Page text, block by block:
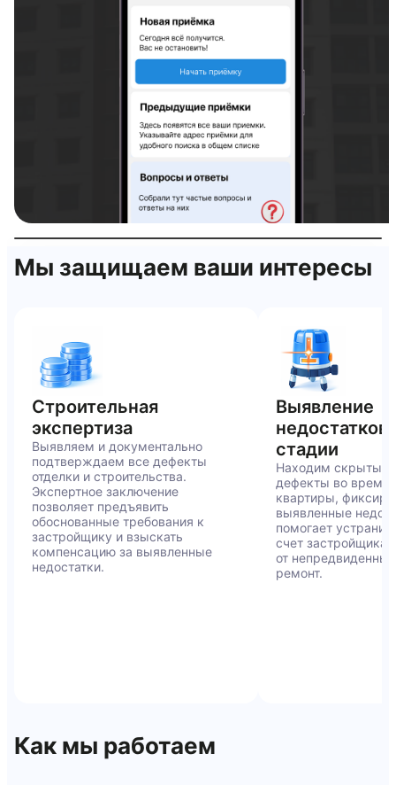
OFF
Мы защищаем ваши интересы
Строительная
экспертиза
Выявляем и документально
подтверждаем все дефекты
отделки и строительства.
Экспертное заключение
позволяет предъявить
обоснованные требования к
застройщику и взыскать
компенсацию за выявленные
недостатки.
Выявление
недостатков
стадии
Находим скрытые
дефекты во время
квартиры,
выявленные
помогает
счет застройщика
от
ремонт.
Как мы работаем